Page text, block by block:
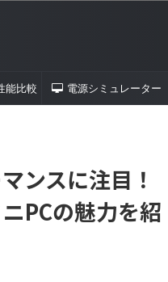
能比較 電源シミュレーター
ンスに注目！
PCの魅力を紹